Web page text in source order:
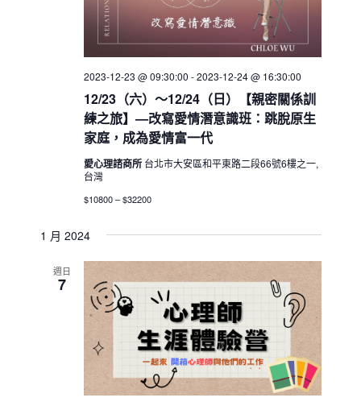
12/23（六）～12/24（日）【親密關係訓
練之旅】—改寫愛情潛意識班：跳脫原生
家庭，成為愛情富一代
2023-12-23 @ 09:30:00 -2023-12-24 @ 16:30:00
愛心理諮商所 台北市大安區和平東路二段66號6樓之一,
台灣
$10800 – $32200
1 月 2024
週日
7